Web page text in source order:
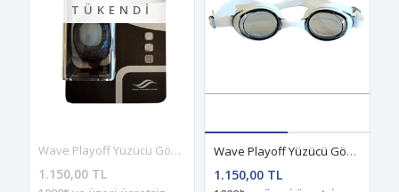
TÜKENDI
Wave Playoff Yüzücü Gözlüğü Siyah
1.150,00 TL
Wave Playoff Yüzücü Gözlüğü Siyah-Beyaz
1.150,00 TL